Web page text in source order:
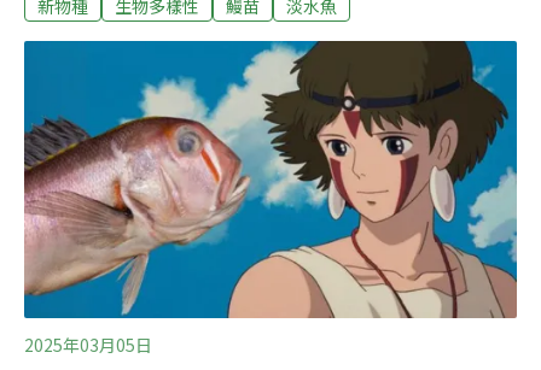
屬。這條奇特的魚，20多年來未再尋獲第二隻個體，沒想
更添神秘感。「歐咕摟仔」塘鱧科 鹹淡環境皆宜河川常見
的鱧魚在台語稱為「鮕鮘」（koo-tai），而塘鱧則是釣客
口中的「歐咕摟仔」（台語譯音）。多數塘鱧全身烏漆抹
黑的特徵，屬於中型體型，身長約為15～20公分。台灣河
川常見塘鱧有棕塘鱧（Eleotris fusca）、黑塘鱧（Eleotris
melanosoma，黑體塘鱧）及刺蓋塘鱧（Eleotris
acanthopoma）。南部縣市曾自東南亞引入「筍殼魚」，
即為全世界最大的塘鱧科，人為飼養可成長到40～50公分
大小，原本欲發展成養殖產業，
新物種 生物多樣性 鰻苗 淡水魚
2025年03月05日